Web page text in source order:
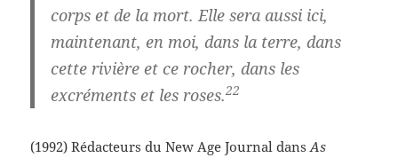
corps et de la mort. Elle sera aussi ici,
maintenant, en moi, dans la terre, dans
cette rivière et ce rocher, dans les
excréments et les roses.22
(1992) Rédacteurs du New Age Journal dansAs